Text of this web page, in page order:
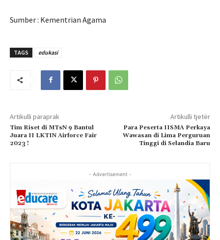
Sumber : Kementrian Agama
TAGS edukasi
Artikulli paraprak
Tim Riset di MTsN 9 Bantul
Juara II LKTIN Airforce Fair
2023 !
Artikulli tjetër
Para Peserta IISMA Perkaya
Wawasan di Lima Perguruan
Tinggi di Selandia Baru
- Advertisement -